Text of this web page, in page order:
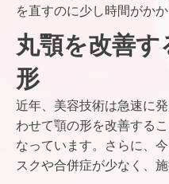
を直すのに少し時間がか
丸顎を改善
形
近年、美容技術は急速に
わせて顎の形を改善する
なっています。さらに、
スクや合併症が少なく、